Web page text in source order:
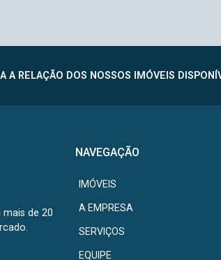
A RELAÇÃO DOS NOSSOS IMÓVEIS
de 20
NAVEGAÇÃO
IMÓVEIS
A EMPRESA
SERVIÇOS
EQUIPE